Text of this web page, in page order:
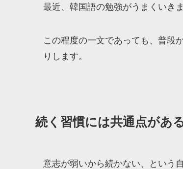
最近、韓国語の勉強がうまくいきま
この程度の一文であっても、普段
りします。
続く習慣には共通点があ
意志が弱いから続かない、という